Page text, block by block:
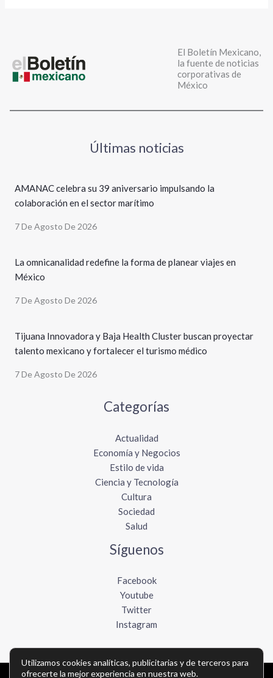
El Boletín Mexicano,
la fuente de noticias
corporativas de
México
Últimas noticias
AMANAC celebra su 39 aniversario impulsando la
colaboración en el sector marítimo
7 De Agosto De 2026
La omnicanalidad redefine la forma de planear viajes en
México
7 De Agosto De 2026
Tijuana Innovadora y Baja Health Cluster buscan proyectar
talento mexicano y fortalecer el turismo médico
7 De Agosto De 2026
Categorías
Actualidad
Economía y Negocios
Estilo de vida
Ciencia y Tecnología
Cultura
Sociedad
Salud
Síguenos
Facebook
Youtube
Twitter
Instagram
Utilizamos cookies analíticas, publicitarias y de terceros para
ofrecerte la mejor experiencia en nuestra web.